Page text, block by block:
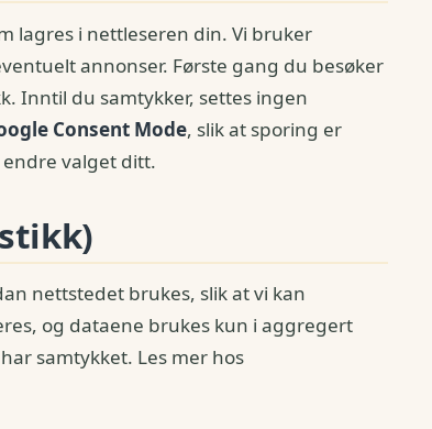
lagres i nettleseren din. Vi bruker
annonser. Første gang du besøker
Inntil du samtykker, settes ingen
Consent Mode, slik at sporing er
valget ditt.
nettstedet brukes, slik at vi kan
og dataene brukes kun i aggregert
samtykket. Les mer hos